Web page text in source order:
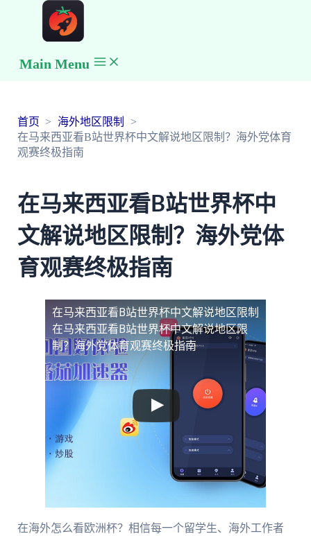
Main Menu
首页
海外地区限制
在马来西亚看B站世界杯中文解说地区限制？海外党体育
观赛终极指南
在马来西亚看B站世界杯中
文解说地区限制？海外党体
育观赛终极指南
在马来西亚看B站世界杯中文解说地区限制
在马来西亚看B站世界杯中文解说地区限
制？海外党体育观赛终极指南
在海外怎么看欧洲杯？相信每一个留学生、海外工作者